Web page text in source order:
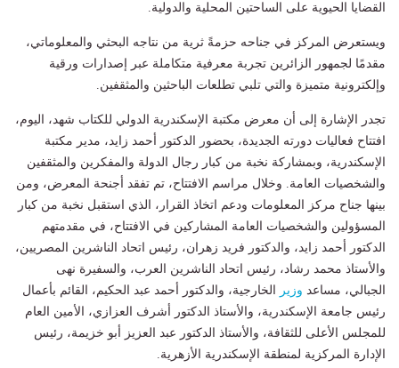
القضايا الحيوية على الساحتين المحلية والدولية.
ويستعرض المركز في جناحه حزمةً ثرية من نتاجه البحثي والمعلوماتي،
مقدمًا لجمهور الزائرين تجربة معرفية متكاملة عبر إصدارات ورقية
وإلكترونية متميزة والتي تلبي تطلعات الباحثين والمثقفين.
تجدر الإشارة إلى أن معرض مكتبة الإسكندرية الدولي للكتاب شهد، اليوم،
افتتاح فعاليات دورته الجديدة، بحضور الدكتور أحمد زايد، مدير مكتبة
الإسكندرية، وبمشاركة نخبة من كبار رجال الدولة والمفكرين والمثقفين
والشخصيات العامة. وخلال مراسم الافتتاح، تم تفقد أجنحة المعرض، ومن
بينها جناح مركز المعلومات ودعم اتخاذ القرار، الذي استقبل نخبة من كبار
المسؤولين والشخصيات العامة المشاركين في الافتتاح، في مقدمتهم
الدكتور أحمد زايد، والدكتور فريد زهران، رئيس اتحاد الناشرين المصريين،
والأستاذ محمد رشاد، رئيس اتحاد الناشرين العرب، والسفيرة نهى
الجبالي، مساعد وزير
الخارجية، والدكتور أحمد عبد الحكيم، القائم بأعمال
رئيس جامعة الإسكندرية، والأستاذ الدكتور أشرف العزازي، الأمين العام
للمجلس الأعلى للثقافة، والأستاذ الدكتور عبد العزيز أبو خزيمة، رئيس
الإدارة المركزية لمنطقة الإسكندرية الأزهرية.